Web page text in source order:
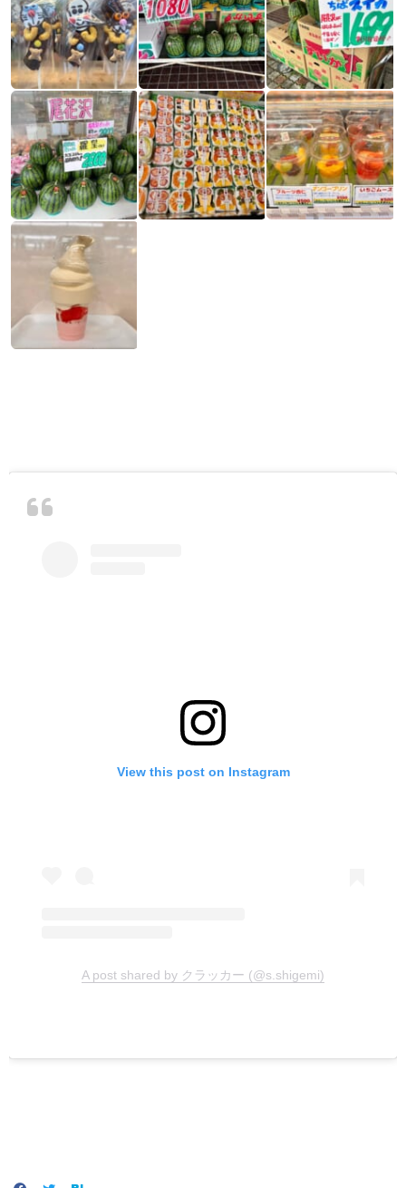
View this post on Instagram
A post shared by クラッカー (@s.shigemi)